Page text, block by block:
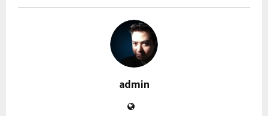
admin